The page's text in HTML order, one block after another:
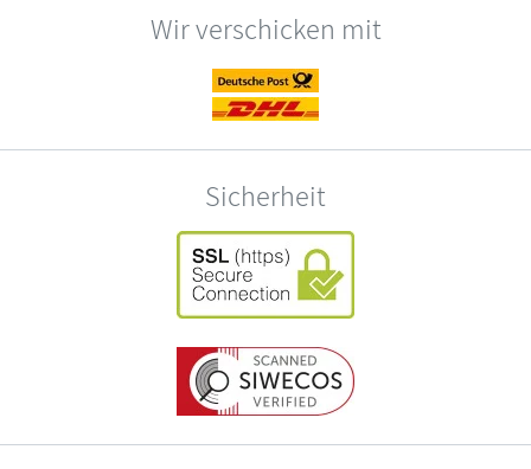
Wir verschicken mit
Sicherheit